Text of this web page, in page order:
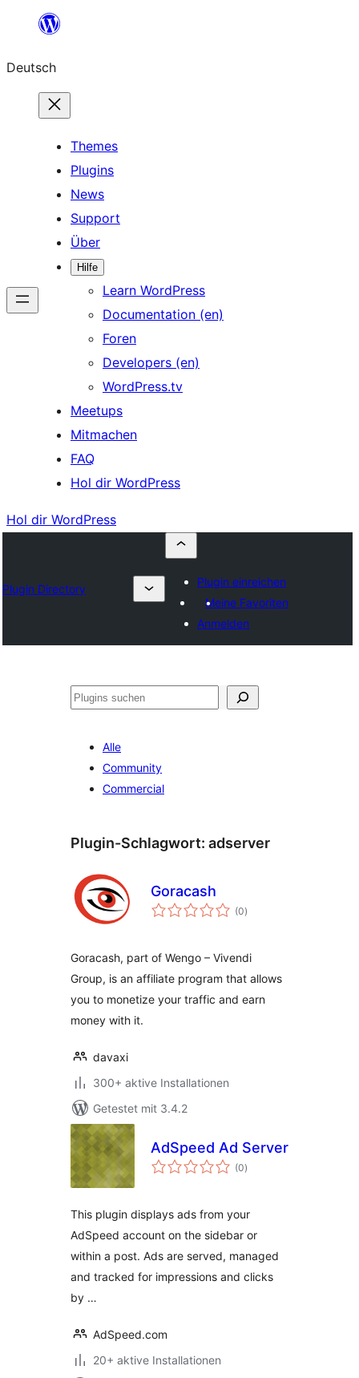
springen
Deutsch
Themes
Plugins
News
Support
Über
Hilfe
Learn WordPress
Documentation (en)
Foren
Developers (en)
WordPress.tv
Meetups
Mitmachen
FAQ
Hol dir WordPress
Hol dir WordPress
Plugin Directory
Plugin einreichen
Meine Favoriten
Anmelden
Suchen
Alle
Community
Commercial
Plugin-Schlagwort: adserver
Goracash
(0Bewertungen
insgesamt
)
Goracash, part of Wengo – Vivendi
Group, is an affiliate program that allows
you to monetize your traffic and earn
money with it.
davaxi
300+ aktive Installationen
Getestet mit 3.4.2
AdSpeed Ad Server
(0Bewertungen
insgesamt
)
This plugin displays ads from your
AdSpeed account on the sidebar or
within a post. Ads are served, managed
and tracked for impressions and clicks
by …
AdSpeed.com
20+ aktive Installationen